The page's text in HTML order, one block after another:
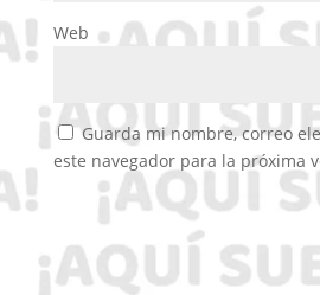
Web
Guarda mi nombre, correo
este navegador para la próxima